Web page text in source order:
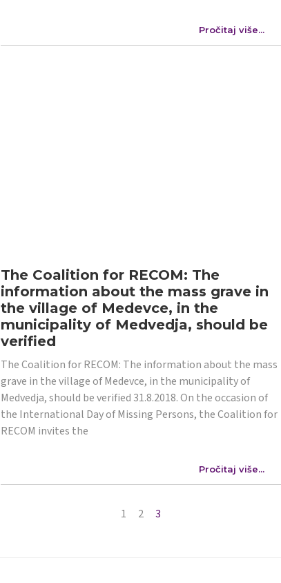
Pročitaj više...
The Coalition for RECOM: The
information about the mass grave in
the village of Medevce, in the
municipality of Medvedja, should be
verified
The Coalition for RECOM: The information about the mass
grave in the village of Medevce, in the municipality of
Medvedja, should be verified 31.8.2018. On the occasion of
the International Day of Missing Persons, the Coalition for
RECOM invites the
Pročitaj više...
1 2 3